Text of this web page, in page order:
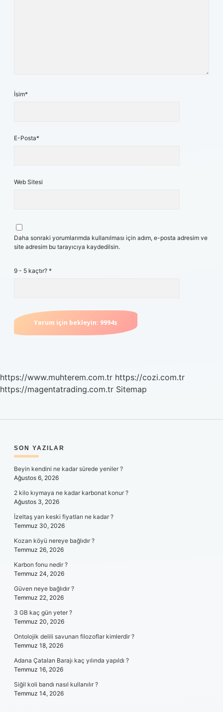
İsim*
E-Posta*
Web Sitesi
Daha sonraki yorumlarımda kullanılması için adım, e-posta adresim ve
site adresim bu tarayıcıya kaydedilsin.
9 - 5 kaçtır? *
https://www.muhterem.com.tr https://cozi.com.tr
https://magentatrading.com.tr Sitemap
SIDEBAR
SON YAZILAR
Beyin kendini ne kadar sürede yeniler ?
Ağustos 6, 2026
2 kilo kıymaya ne kadar karbonat konur ?
Ağustos 3, 2026
İzeltaş yan keski fiyatları ne kadar ?
Temmuz 30, 2026
Kozan köyü nereye bağlıdır ?
Temmuz 26, 2026
Karbon fonu nedir ?
Temmuz 24, 2026
Güven neye bağlıdır ?
Temmuz 22, 2026
3 GB kaç gün yeter ?
Temmuz 20, 2026
Ontolojik delili savunan filozoflar kimlerdir ?
Temmuz 18, 2026
Adana Çatalan Barajı kaç yılında yapıldı ?
Temmuz 16, 2026
Siğil koli bandı nasıl kullanılır ?
Temmuz 14, 2026